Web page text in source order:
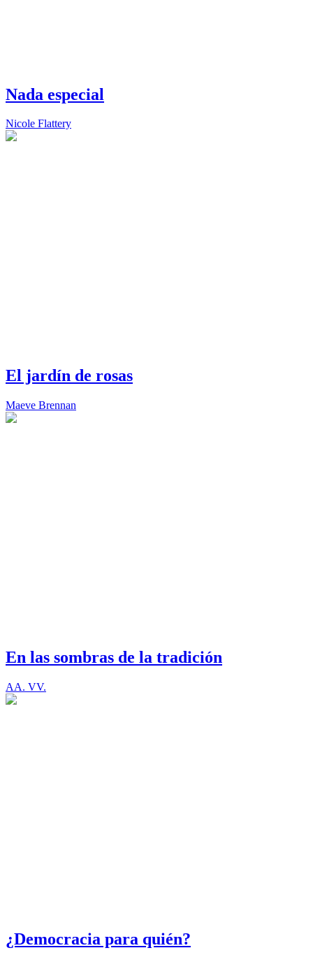
Nada especial
Nicole Flattery
El jardín de rosas
Maeve Brennan
En las sombras de la tradición
AA. VV.
¿Democracia para quién?